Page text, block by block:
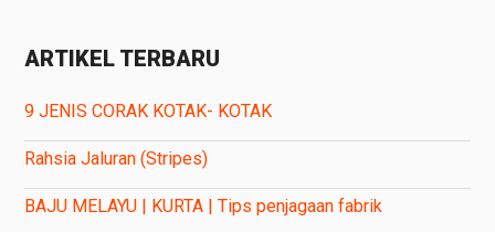
ARTIKEL TERBARU
9 JENIS CORAK KOTAK- KOTAK
Rahsia Jaluran (Stripes)
BAJU MELAYU | KURTA | Tips penjagaan fabrik